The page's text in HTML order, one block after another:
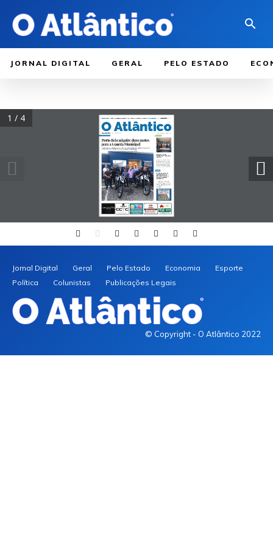
JORNAL DIGITAL GERAL PELO ESTADO
1 / 4
Jornal Digital Geral Pelo Estado Economia
Esporte
Política
Colunistas Publicações Legais
© Copyright - O Atlântico 2022